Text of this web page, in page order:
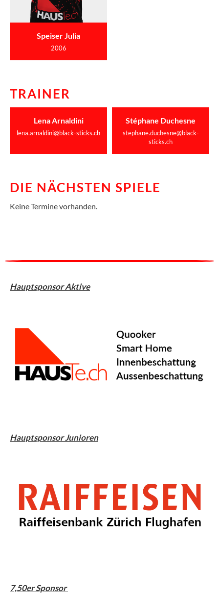
Speiser Julia
2006
TRAINER
Lena Arnaldini
lena.arnaldini@black-sticks.ch
Stéphane Duchesne
stephane.duchesne@black-
sticks.ch
DIE NÄCHSTEN SPIELE
Keine Termine vorhanden.
Hauptsponsor Aktive
Hauptsponsor Junioren
7,50er Sponsor